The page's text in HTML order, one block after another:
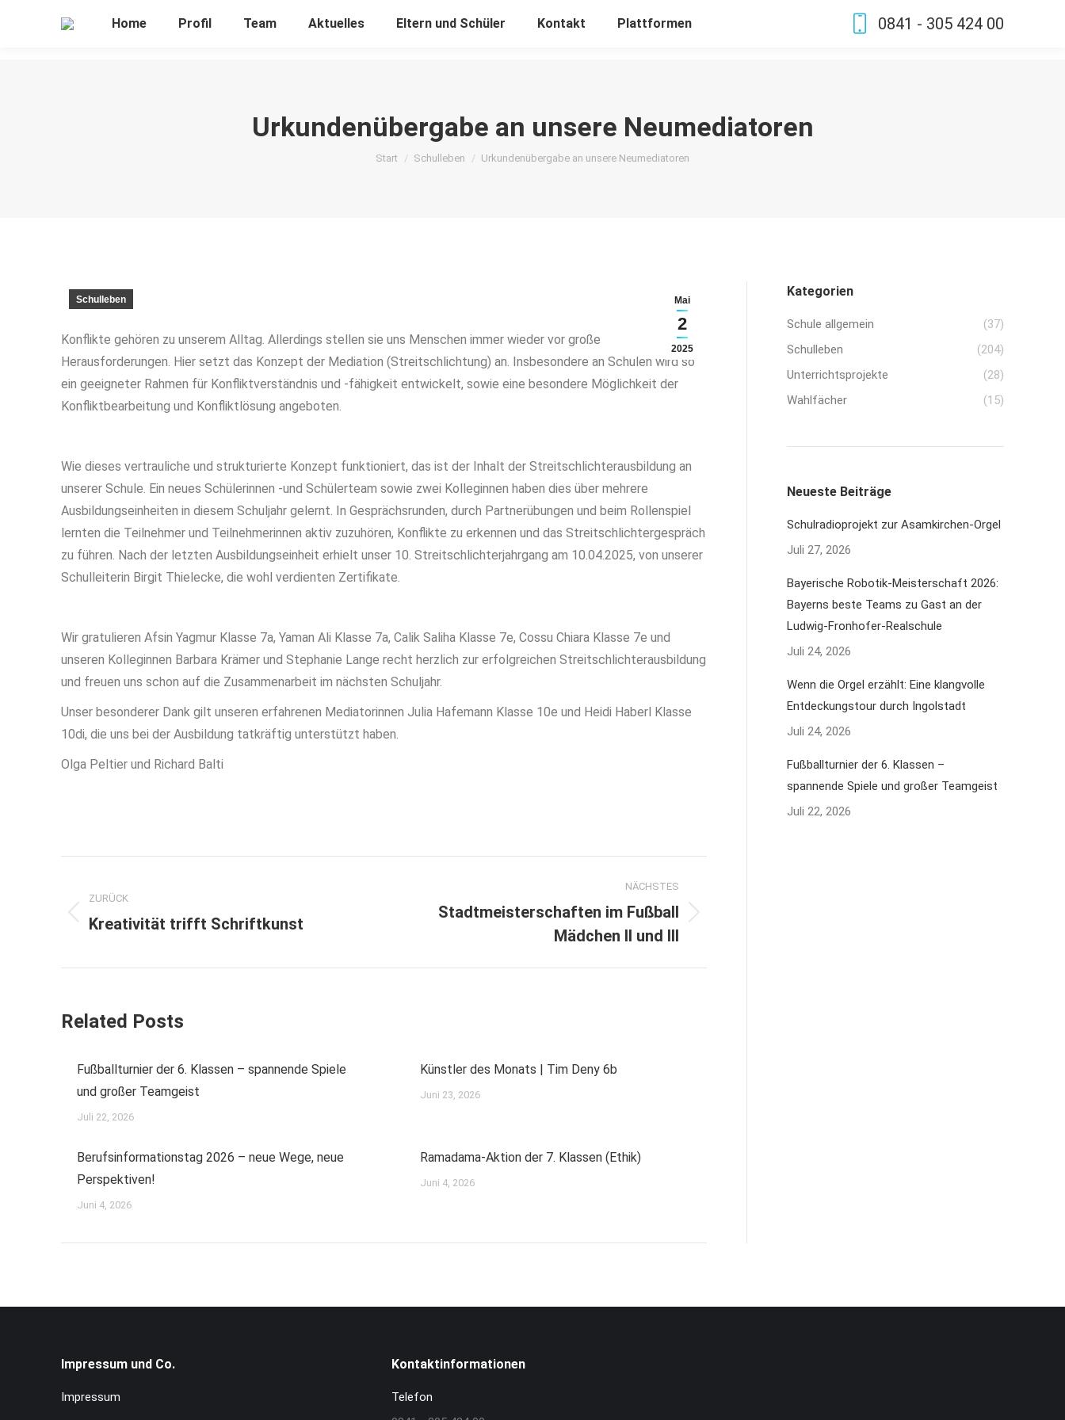
Home Profil Team Aktuelles Eltern und Schüler Kontakt Plattformen 0841 - 305 424 00
Urkundenübergabe an unsere Neumediatoren
Sie befinden sich hier:
Start Schulleben Urkundenübergabe an unsere Neumediatoren
Mai
2
2025
Schulleben
Konflikte gehören zu unserem Alltag. Allerdings stellen sie uns Menschen immer wieder vor große
Herausforderungen. Hier setzt das Konzept der Mediation (Streitschlichtung) an. Insbesondere an Schulen wird so
ein geeigneter Rahmen für Konfliktverständnis und -fähigkeit entwickelt, sowie eine besondere Möglichkeit der
Konfliktbearbeitung und Konfliktlösung angeboten.
Wie dieses vertrauliche und strukturierte Konzept funktioniert, das ist der Inhalt der Streitschlichterausbildung an
unserer Schule. Ein neues Schülerinnen -und Schülerteam sowie zwei Kolleginnen haben dies über mehrere
Ausbildungseinheiten in diesem Schuljahr gelernt. In Gesprächsrunden, durch Partnerübungen und beim Rollenspiel
lernten die Teilnehmer und Teilnehmerinnen aktiv zuzuhören, Konflikte zu erkennen und das Streitschlichtergespräch
zu führen. Nach der letzten Ausbildungseinheit erhielt unser 10. Streitschlichterjahrgang am 10.04.2025, von unserer
Schulleiterin Birgit Thielecke, die wohl verdienten Zertifikate.
Wir gratulieren Afsin Yagmur Klasse 7a, Yaman Ali Klasse 7a, Calik Saliha Klasse 7e, Cossu Chiara Klasse 7e und
unseren Kolleginnen Barbara Krämer und Stephanie Lange recht herzlich zur erfolgreichen Streitschlichterausbildung
und freuen uns schon auf die Zusammenarbeit im nächsten Schuljahr.
Unser besonderer Dank gilt unseren erfahrenen Mediatorinnen Julia Hafemann Klasse 10e und Heidi Haberl Klasse
10di, die uns bei der Ausbildung tatkräftig unterstützt haben.
Olga Peltier und Richard Balti
ZURÜCK
Vorheriger
Kreativität trifft Schriftkunst
NÄCHSTES
NächsterStadtmeisterschaften im Fußball
Mädchen II und III
Related Posts
Fußballturnier der 6. Klassen – spannende Spiele
und großer Teamgeist
Juli 22, 2026
Künstler des Monats | Tim Deny 6b
Juni 23, 2026
Berufsinformationstag 2026 – neue Wege, neue
Perspektiven!
Juni 4, 2026
Ramadama-Aktion der 7. Klassen (Ethik)
Juni 4, 2026
Kategorien
Schule allgemein
(37)
Schulleben
(204)
Unterrichtsprojekte
(28)
Wahlfächer
(15)
Neueste Beiträge
Schulradioprojekt zur Asamkirchen-Orgel
Juli 27, 2026
Bayerische Robotik-Meisterschaft 2026:
Bayerns beste Teams zu Gast an der
Ludwig-Fronhofer-Realschule
Juli 24, 2026
Wenn die Orgel erzählt: Eine klangvolle
Entdeckungstour durch Ingolstadt
Juli 24, 2026
Fußballturnier der 6. Klassen –
spannende Spiele und großer Teamgeist
Juli 22, 2026
Impressum und Co.
Impressum
Kontaktinformationen
Telefon